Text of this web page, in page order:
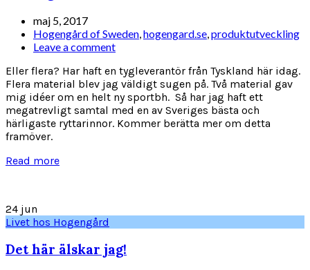
maj 5, 2017
Hogengård of Sweden hogengard.se produktutveckling
Leave a comment
Eller flera? Har haft en tygleverantör från Tyskland här idag.
Flera material blev jag väldigt sugen på. Två material gav
mig idéer om en helt ny sportbh. Så har jag haft ett
megatrevligt samtal med en av Sveriges bästa och
härligaste ryttarinnor. Kommer berätta mer om detta
framöver.
Read more
24 jun
Livet hos Hogengård
Det här älskar jag!